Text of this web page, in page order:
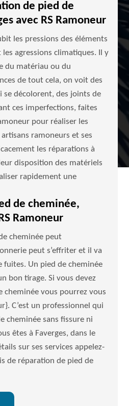
de pied de
avec RS Ramoneur
les pressions des éléments
agressions climatiques. Il y
du matériau ou du
de tout cela, on voit des
se décolorent, des joints de
ces imperfections, faites
pour réaliser les
ramoneurs et ses
les réparations à
disposition des matériels
rapidement une
de cheminée,
Ramoneur
cheminée peut
peut s’effriter et il va
fuites. Un pied de cheminée
bon tirage. Si vous devez
cheminée vous pourrez vous
C’est un professionnel qui
cheminée sans fissure ni
êtes à Faverges, dans le
sur ses services appelez-
de réparation de pied de